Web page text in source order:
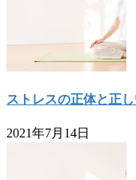
ストレスの正体と正
2021年7月14日